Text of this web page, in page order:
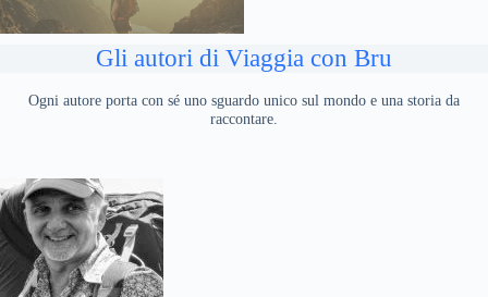
Gli autori di Viaggia con Bru
Ogni autore porta con sé uno sguardo unico sul mondo e una storia da
raccontare.